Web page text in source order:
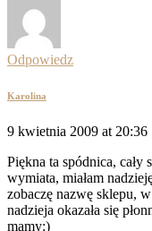
Odpowiedz
Karolina
9 kwietnia 2009 at 20:36
Piękna ta spódnica, cały
wymiata, miałam
zobaczę nazwę sklepu,
nadzieja okazała się
mamy:)